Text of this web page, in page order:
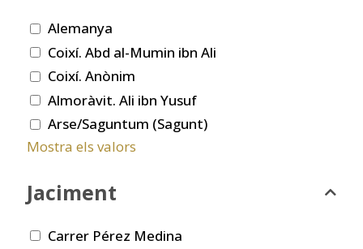
Alemanya
Coixí. Abd al-Mumin ibn Ali
Coixí. Anònim
Almoràvit. Ali ibn Yusuf
Arse/Saguntum (Sagunt)
Mostra els valors
Jaciment
Carrer Pérez Medina